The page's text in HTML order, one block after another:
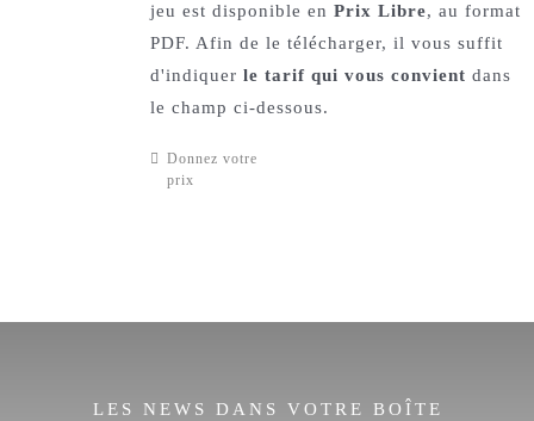
jeu est disponible en Prix Libre, au format
PDF. Afin de le télécharger, il vous suffit
d'indiquer le tarif qui vous convient dans
le champ ci-dessous.
Donnez votre
prix
LES NEWS DANS VOTRE BOÎTE